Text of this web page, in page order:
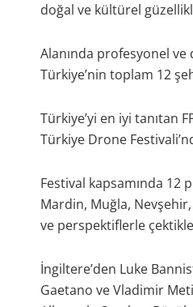
doğal ve kültürel
Alanında profesyonel ve
Türkiye’nin toplam 12
Türkiye’yi en iyi tanıtan
Türkiye Drone
Festival kapsamında 12
Mardin, Muğla,
ve perspektiflerle
İngiltere’den Luke
Gaetano ve Vladimir